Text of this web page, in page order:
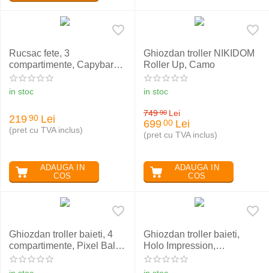
Rucsac fete, 3
compartimente, Capybara,
ST.RIGHT BP26
in stoc
219 90 Lei
(pret cu TVA inclus)
ADAUGA IN
COS
Ghiozdan troller NIKIDOM
Roller Up, Camo
in stoc
749 90 Lei
699 00 Lei
(pret cu TVA inclus)
ADAUGA IN
COS
Ghiozdan troller baieti, 4
compartimente, Pixel Balls,
ST.RIGHT TB01
Ghiozdan troller baieti,
Holo Impression,
ST.RIGHT TB01